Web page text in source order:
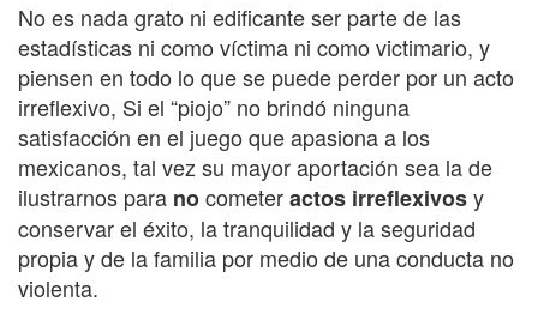
No es nada grato ni edificante ser parte de las
estadísticas ni como víctima ni como victimario, y
piensen en todo lo que se puede perder por un acto
irreflexivo, Si el “piojo” no brindó ninguna
satisfacción en el juego que apasiona a los
mexicanos, tal vez su mayor aportación sea la de
ilustrarnos para nocometeractos irreflexivosy
conservar el éxito, la tranquilidad y la seguridad
propia y de la familia por medio de una conducta no
violenta.